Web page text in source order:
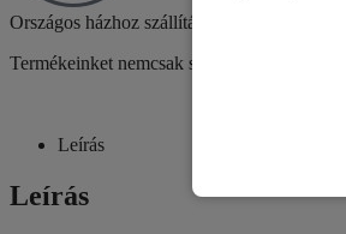
Országos házhoz szállítás
Termékeinket nemcsak személyesen,
Leírás
Leírás